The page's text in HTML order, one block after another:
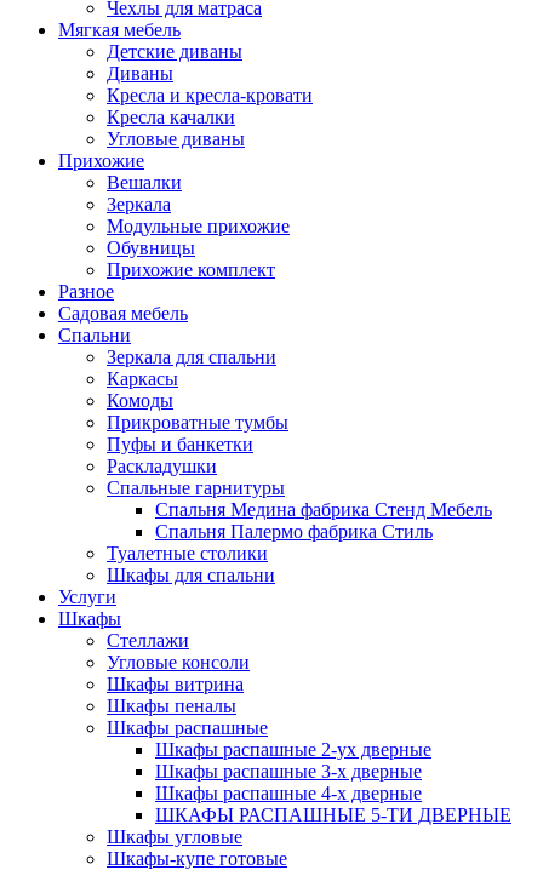
Чехлы для матраса
Мягкая мебель
Детские диваны
Диваны
Кресла и кресла-кровати
Кресла качалки
Угловые диваны
Прихожие
Вешалки
Зеркала
Модульные прихожие
Обувницы
Прихожие комплект
Разное
Садовая мебель
Спальни
Зеркала для спальни
Каркасы
Комоды
Прикроватные тумбы
Пуфы и банкетки
Раскладушки
Спальные гарнитуры
Спальня Медина фабрика Стенд Мебель
Спальня Палермо фабрика Стиль
Туалетные столики
Шкафы для спальни
Услуги
Шкафы
Стеллажи
Угловые консоли
Шкафы витрина
Шкафы пеналы
Шкафы распашные
Шкафы распашные 2-ух дверные
Шкафы распашные 3-х дверные
Шкафы распашные 4-х дверные
ШКАФЫ РАСПАШНЫЕ 5-ТИ ДВЕРНЫЕ
Шкафы угловые
Шкафы-купе готовые